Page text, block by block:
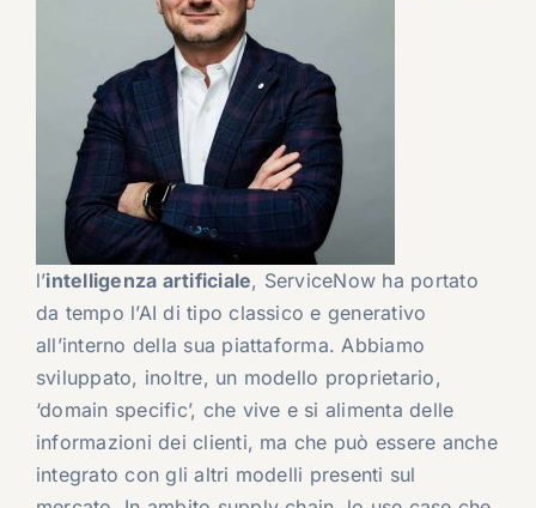
l’intelligenza artificiale, ServiceNow ha portato
da tempo l’AI di tipo classico e generativo
all’interno della sua piattaforma. Abbiamo
sviluppato, inoltre, un modello proprietario,
‘domain specific’, che vive e si alimenta delle
informazioni dei clienti, ma che può essere anche
integrato con gli altri modelli presenti sul